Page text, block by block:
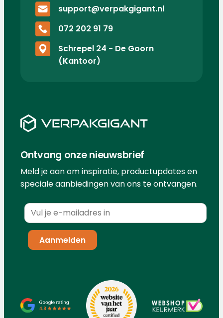
support@verpakgigant.nl
072 202 91 79
Schrepel 24 - De Goorn
(Kantoor)
Ontvang onze nieuwsbrief
Meld je aan om inspiratie, productupdates en
speciale aanbiedingen van ons te ontvangen.